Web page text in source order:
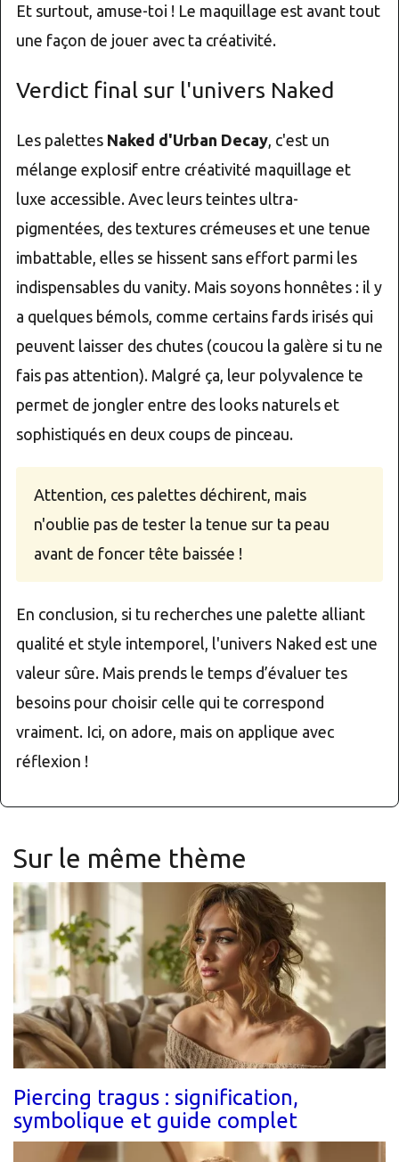
Et surtout, amuse-toi ! Le maquillage est avant tout
une façon de jouer avec ta créativité.
Verdict final sur l'univers Naked
Les palettes Naked d'Urban Decay, c'est un
mélange explosif entre créativité maquillage et
luxe accessible. Avec leurs teintes ultra-
pigmentées, des textures crémeuses et une tenue
imbattable, elles se hissent sans effort parmi les
indispensables du vanity. Mais soyons honnêtes : il y
a quelques bémols, comme certains fards irisés qui
peuvent laisser des chutes (coucou la galère si tu ne
fais pas attention). Malgré ça, leur polyvalence te
permet de jongler entre des looks naturels et
sophistiqués en deux coups de pinceau.
Attention, ces palettes déchirent, mais
n'oublie pas de tester la tenue sur ta peau
avant de foncer tête baissée !
En conclusion, si tu recherches une palette alliant
qualité et style intemporel, l'univers Naked est une
valeur sûre. Mais prends le temps d’évaluer tes
besoins pour choisir celle qui te correspond
vraiment. Ici, on adore, mais on applique avec
réflexion !
Sur le même thème
Piercing tragus : signification,
symbolique et guide complet